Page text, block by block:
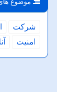
موضوع
شركت
امنیت